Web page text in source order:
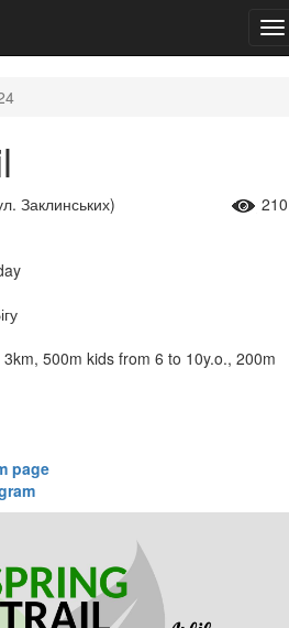
Заклинських)
500m kids from 6 to 10y.o., 200m
page